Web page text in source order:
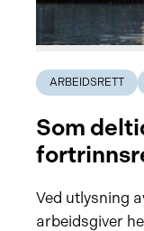
ARBEIDSRETT
Som
Ved utlysning
arbeidsgiver